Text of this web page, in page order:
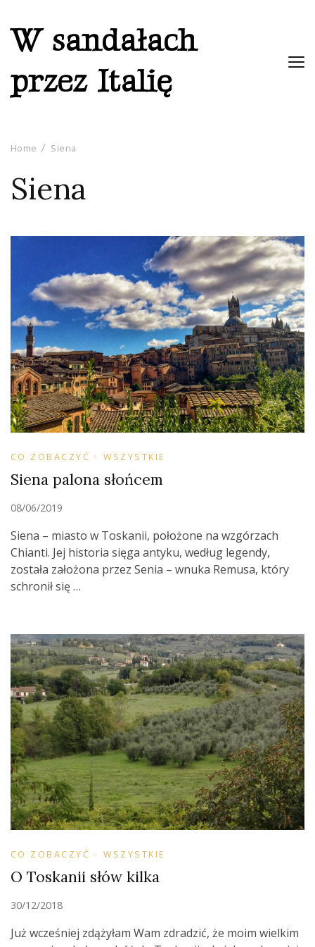
W sandałach
przez Italię
Home Siena
Siena
CO ZOBACZYĆ WSZYSTKIE
Siena palona słońcem
08/06/2019
Siena – miasto w Toskanii, położone na wzgórzach
Chianti. Jej historia sięga antyku, według legendy,
została założona przez Senia – wnuka Remusa, który
schronił się …
CO ZOBACZYĆ WSZYSTKIE
O Toskanii słów kilka
30/12/2018
Już wcześniej zdążyłam Wam zdradzić, że moim wielkim